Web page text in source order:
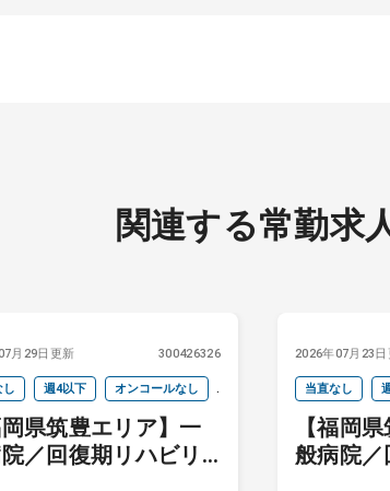
関連する常勤求
月29日更新 300426326
し 週4以下 オンコールなし
ドキャリア
岡県筑豊エリア】一
／回復期リハビリ
2026年07月23日
当直なし
セカンドキャ
【福岡
般病院／